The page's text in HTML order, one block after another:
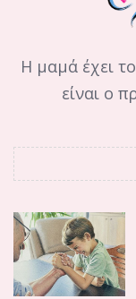
Η μαμά έχει
είναι ο